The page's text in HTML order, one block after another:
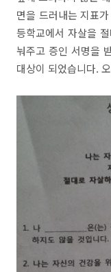
면을 드러내는 지표
등학교에서 자살을
눠주고 증인 서명을
대상이 되었습니다.